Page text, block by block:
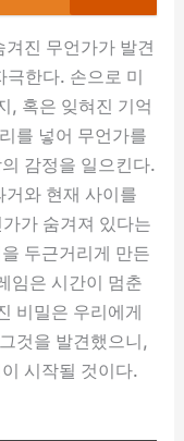
진 무언가가 발견
극한다. 손으로 미
, 혹은 잊혀진 기억
를 넣어 무언가를
감정을 일으킨다.
와 현재 사이를
가 숨겨져 있다는
두근거리게 만든
임은 시간이 멈춘
비밀은 우리에게
것을 발견했으니,
시작될 것이다.